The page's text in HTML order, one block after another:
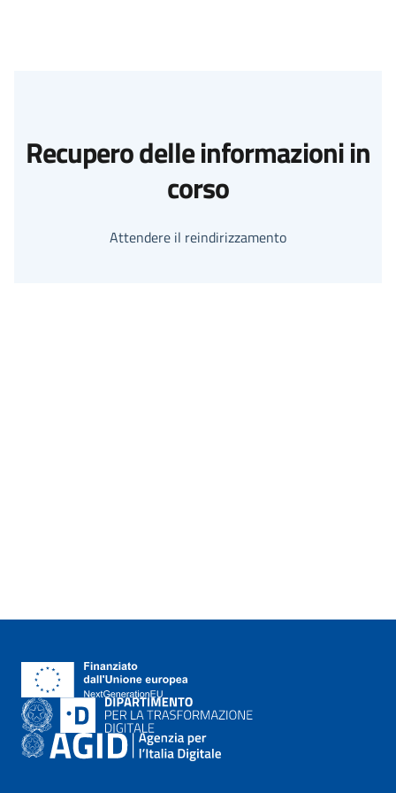
Recupero delle informazioni in
corso
Attendere il reindirizzamento